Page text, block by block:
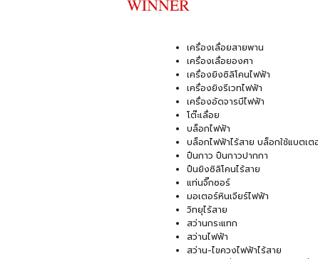
เครื่องเลื่อยสายพาน
เครื่องเลื่อยองศา
เครื่องยิงซิลิโคนไฟฟ้า
เครื่องยิงรีเวทไฟฟ้า
เครื่องอัดจารบีไฟฟ้า
โต๊ะเลื่อย
บล็อกไฟฟ้า
บล็อกไฟฟ้าไร้สาย บล็อกใช้แบตเต
ปืนกาว ปืนกาวปากกา
ปืนยิงซิลิโคนไร้สาย
แท่นจิ๊กซอร์
มอเตอร์หินเจียร์ไฟฟ้า
วิทยุไร้สาย
สว่านกระแทก
สว่านไฟฟ้า
สว่าน-ไขควงไฟฟ้าไร้สาย